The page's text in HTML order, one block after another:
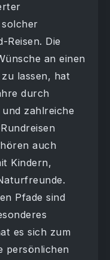
Reisen. Die
an einen
lassen, hat
durch
zahlreiche
auch
Kindern,
Pfade sind
es sich zum
persönlichen